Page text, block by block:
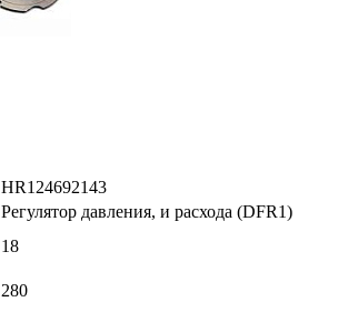
HR124692143
Регулятор давления, и расхода (DFR1)
18
280